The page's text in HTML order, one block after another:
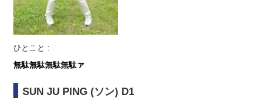
ひとこと :
無駄無駄無駄無駄ァ
SUN JU PING (ソン) D1